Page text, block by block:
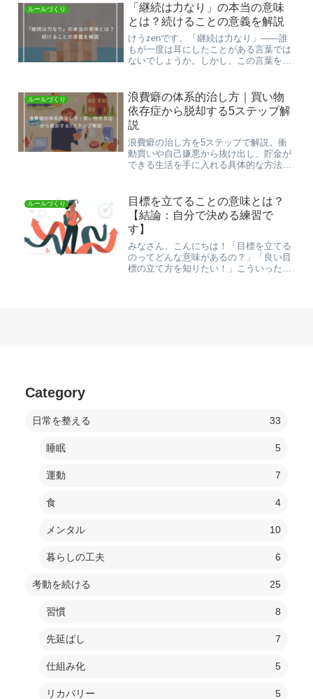
ルールづくり
「継続は力なり」の本当の意味
とは？続けることの意義を解説
けうzenです。「継続は力なり」——誰
もが一度は耳にしたことがある言葉では
ないでしょうか。しかし、この言葉を本
葉なのか。なぜ「継続は力なり」と言え
るのか。その根拠は何な...
ルールづくり
浪費癖の体系的治し方｜買い物
依存症から脱却する5ステップ解
説
浪費癖の治し方を5ステップで解説。衝
動買いや自己嫌悪から抜け出し、貯金が
できる生活を手に入れる具体的な方法を
りで浪費癖を根本から改良していきまし
ょう。
ルールづくり
目標を立てることの意味とは？
【結論：自分で決める練習で
す】
みなさん、こんにちは！「目標を立てる
のってどんな意味があるの？」「良い目
標の立て方を知りたい！」こういった疑
Category
日常を整える 33
睡眠 5
運動 7
食 4
メンタル 10
暮らしの工夫 6
考動を続ける 25
習慣 8
先延ばし 7
仕組み化 5
リカバリー 5